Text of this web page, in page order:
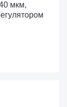
мкм,